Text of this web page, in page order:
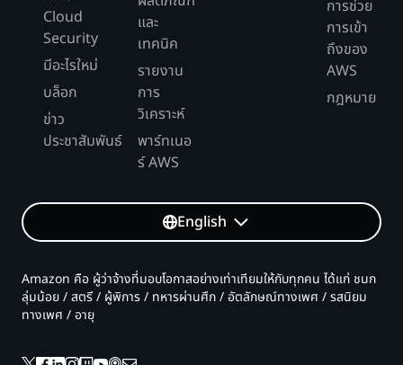
Cloud
Security
มีอะไรใหม่
บล็อก
ข่าว
ประชาสัมพันธ์
และ
เทคนิค
รายงาน
การ
วิเคราะห์
พาร์ทเนอ
ร์ AWS
การช่วย
การเข้า
ถึงของ
AWS
กฎหมาย
English
Amazon คือ ผู้ว่าจ้างที่มอบโอกาสอย่างเท่าเทียมให้กับทุกคน ได้แก่ ชนก
ลุ่มน้อย / สตรี / ผู้พิการ / ทหารผ่านศึก / อัตลักษณ์ทางเพศ / รสนิยม
ทางเพศ / อายุ